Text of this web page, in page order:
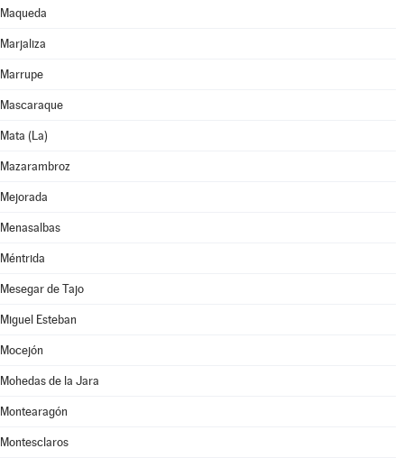
Maqueda
Marjaliza
Marrupe
Mascaraque
Mata (La)
Mazarambroz
Mejorada
Menasalbas
Méntrida
Mesegar de Tajo
Miguel Esteban
Mocejón
Mohedas de la Jara
Montearagón
Montesclaros